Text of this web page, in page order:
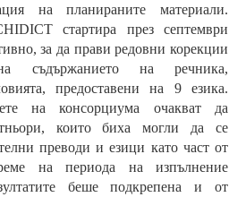
на планираните материали.
стартира през септември
за да прави редовни корекции
съдържанието на речника,
предоставени на 9 езика.
на консорциума очакват да
които биха могли да се
преводи и езици като част от
на периода на изпълнение
беше подкрепена и от